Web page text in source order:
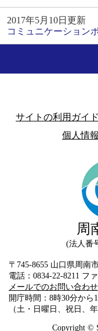
2017年5月10日更新
コミュニケーション
サイトの利用ガイド
個人情
周
法人番
〒745-8655 山口県周南
電話：0834-22-8211 フ
メールでのお問い合わ
開庁時間：8時30分から
（土・日曜日、祝日、
Copyright ©